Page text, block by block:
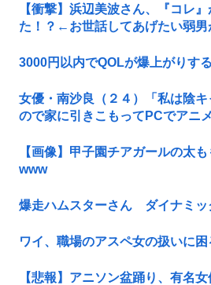
【衝撃】浜辺美波さん、『コレ
た！？←お世話してあげたい弱男
3000円以内でQOLが爆上がりす
女優・南沙良（２４）「私は陰
ので家に引きこもってPCでアニ
【画像】甲子園チアガールの太
www
爆走ハムスターさん ダイナミッ
ワイ、職場のアスペ女の扱いに困
【悲報】アニソン盆踊り、有名